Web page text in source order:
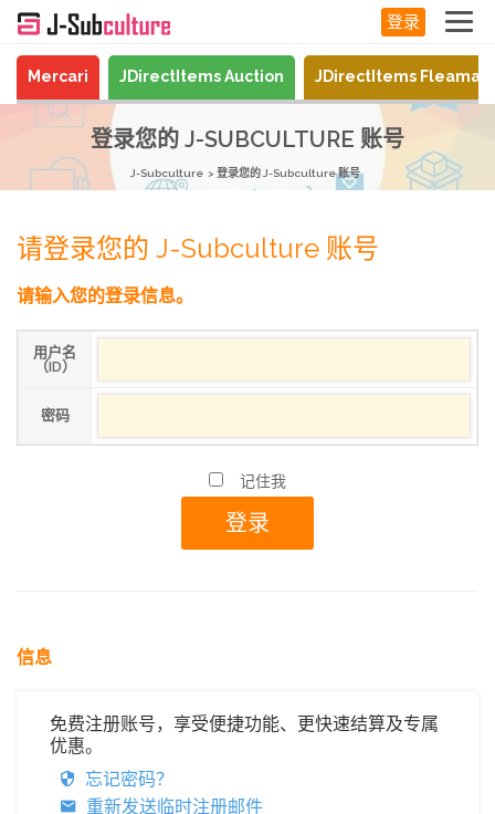
登录
Mercari JDirectItems Auction JDirectItems
登录您的 J-SUBCULTURE 账号
J-Subculture 登录您的 J-Subculture 账号
请登录您的 J-Subculture 账号
请输入您的登录信息。
用户名
（ID）
密码
记住我
信息
免费注册账号，享受便捷功能、更快速结算及专属
优惠。
忘记密码？
重新发送临时注册邮件